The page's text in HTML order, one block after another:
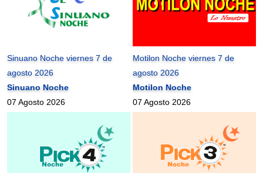
Sinuano Noche viernes 7 de
agosto 2026
Sinuano Noche
07 Agosto 2026
Motilon Noche viernes 7 de
agosto 2026
Motilon Noche
07 Agosto 2026